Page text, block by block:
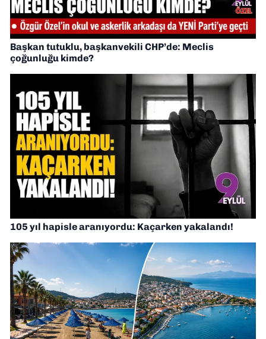
Başkan tutuklu, başkanvekili CHP’de: Meclis
çoğunluğu kimde?
105 yıl hapisle aranıyordu: Kaçarken yakalandı!